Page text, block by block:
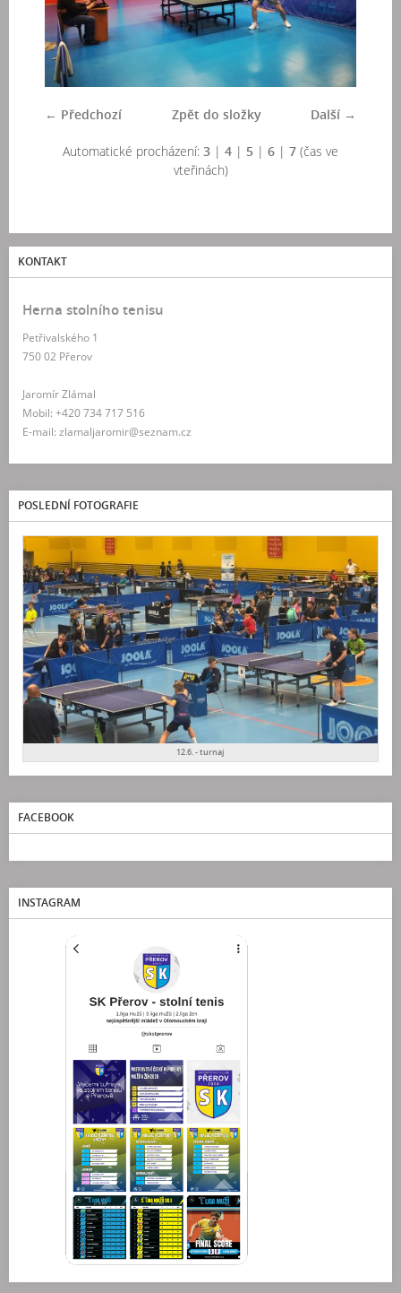
← Předchozí Další →
Zpět do složky
Automatické procházení: 3 | 4 | 5 | 6 | 7 (čas ve
vteřinách)
KONTAKT
Herna stolního tenisu
Petřivalského 1
750 02 Přerov
Jaromír Zlámal
Mobil: +420 734 717 516
E-mail: zlamaljaromir@seznam.cz
POSLEDNÍ FOTOGRAFIE
12.6. - turnaj
FACEBOOK
INSTAGRAM